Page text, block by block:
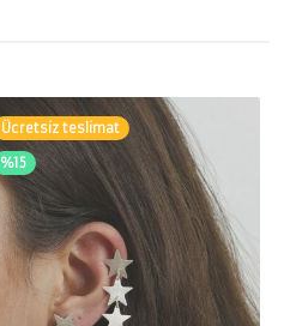
Ücretsiz teslimat
%15